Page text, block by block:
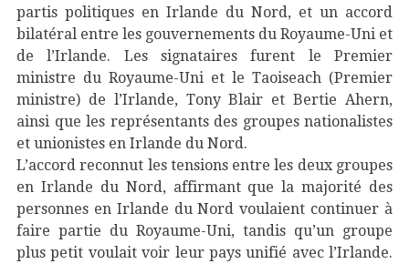
partis politiques en Irlande du Nord, et un accord
bilatéral entre les gouvernements du Royaume-Uni et
de l’Irlande. Les signataires furent le Premier
ministre du Royaume-Uni et le Taoiseach (Premier
ministre) de l’Irlande, Tony Blair et Bertie Ahern,
ainsi que les représentants des groupes nationalistes
et unionistes en Irlande du Nord.
L’accord reconnut les tensions entre les deux groupes
en Irlande du Nord, affirmant que la majorité des
personnes en Irlande du Nord voulaient continuer à
faire partie du Royaume-Uni, tandis qu’un groupe
plus petit voulait voir leur pays unifié avec l’Irlande.